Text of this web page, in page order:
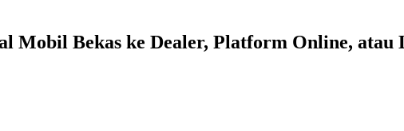
Mobil Bekas ke Dealer, Platform Online,